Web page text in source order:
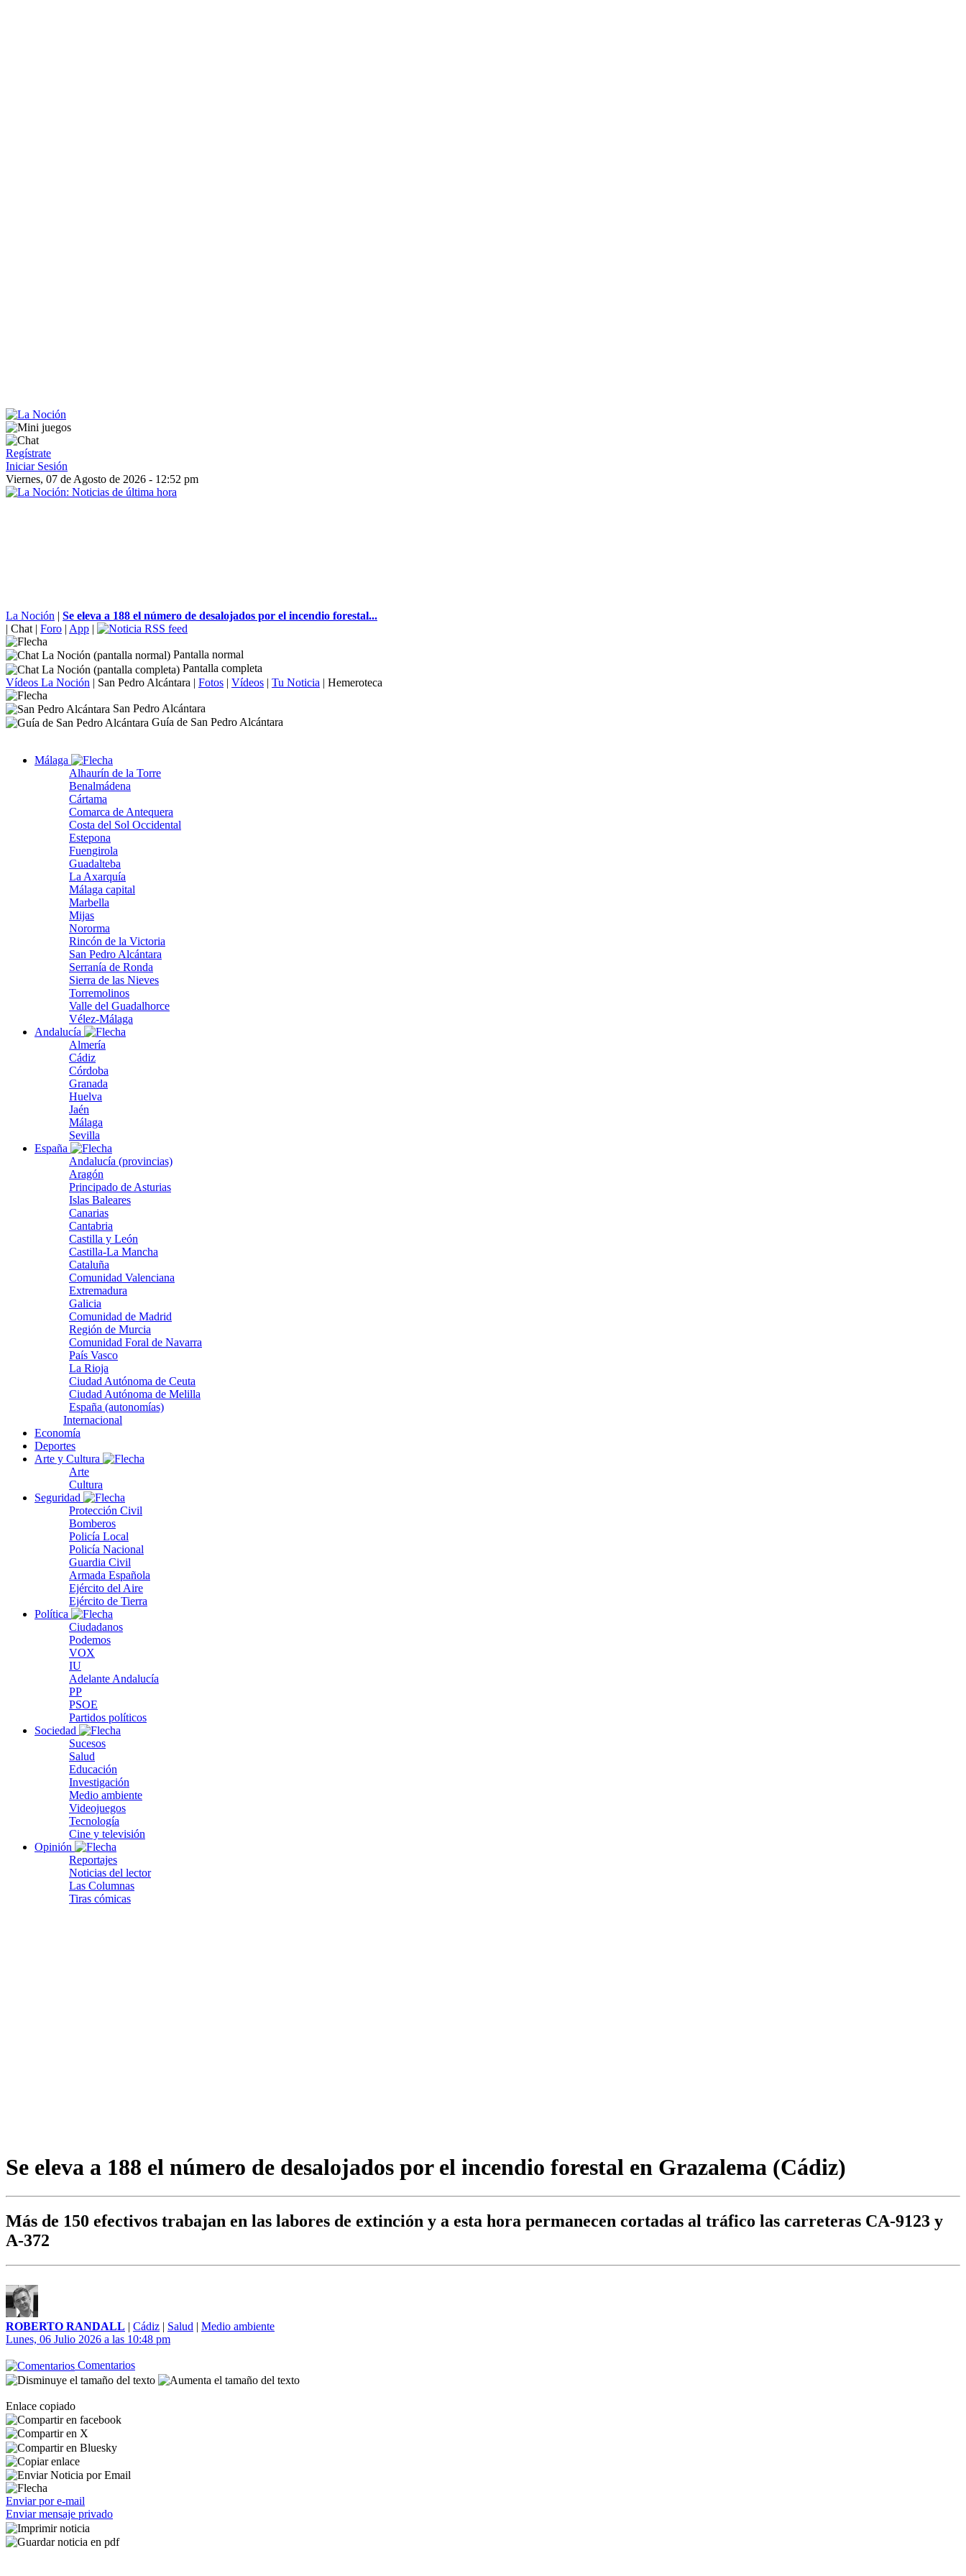
Regístrate
Iniciar Sesión
Viernes, 07 de Agosto de 2026 - 12:52 pm
La Noción | Se eleva a 188 el número de desalojados por el incendio forestal...
| Chat | Foro | App |
Pantalla normal
Pantalla completa
Vídeos La Noción | San Pedro Alcántara | Fotos | Vídeos | Tu Noticia | Hemeroteca
San Pedro Alcántara
Guía de San Pedro Alcántara
Málaga
Alhaurín de la Torre
Benalmádena
Cártama
Comarca de Antequera
Costa del Sol Occidental
Estepona
Fuengirola
Guadalteba
La Axarquía
Málaga capital
Marbella
Mijas
Nororma
Rincón de la Victoria
San Pedro Alcántara
Serranía de Ronda
Sierra de las Nieves
Torremolinos
Valle del Guadalhorce
Vélez-Málaga
Andalucía
Almería
Cádiz
Córdoba
Granada
Huelva
Jaén
Málaga
Sevilla
España
Andalucía (provincias)
Aragón
Principado de Asturias
Islas Baleares
Canarias
Cantabria
Castilla y León
Castilla-La Mancha
Cataluña
Comunidad Valenciana
Extremadura
Galicia
Comunidad de Madrid
Región de Murcia
Comunidad Foral de Navarra
País Vasco
La Rioja
Ciudad Autónoma de Ceuta
Ciudad Autónoma de Melilla
España (autonomías)
Internacional
Economía
Deportes
Arte y Cultura
Arte
Cultura
Seguridad
Protección Civil
Bomberos
Policía Local
Policía Nacional
Guardia Civil
Armada Española
Ejército del Aire
Ejército de Tierra
Política
Ciudadanos
Podemos
VOX
IU
Adelante Andalucía
PP
PSOE
Partidos políticos
Sociedad
Sucesos
Salud
Educación
Investigación
Medio ambiente
Videojuegos
Tecnología
Cine y televisión
Opinión
Reportajes
Noticias del lector
Las Columnas
Tiras cómicas
Se eleva a 188 el número de desalojados por el incendio forestal en Grazalema (Cádiz)
Más de 150 efectivos trabajan en las labores de extinción y a esta hora permanecen cortadas al tráfico las carreteras CA-9123 y
A-372
ROBERTO RANDALL | Cádiz | Salud | Medio ambiente
Lunes, 06 Julio 2026 a las 10:48 pm
Comentarios
Enlace copiado
Enviar por e-mail
Enviar mensaje privado